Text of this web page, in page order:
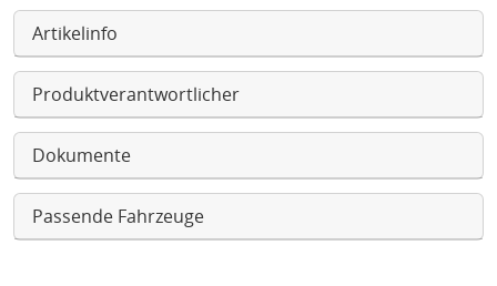
Artikelinfo
Produktverantwortlicher
Dokumente
Passende Fahrzeuge